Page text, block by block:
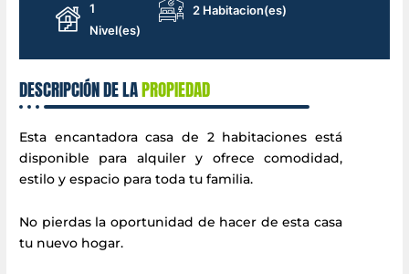
1
Nivel(es)
2 Habitacion(es)
DESCRIPCIÓN DE LAPROPIEDAD
Esta encantadora casa de 2 habitaciones está
disponible para alquiler y ofrece comodidad,
estilo y espacio para toda tu familia.
No pierdas la oportunidad de hacer de esta casa
tu nuevo hogar.